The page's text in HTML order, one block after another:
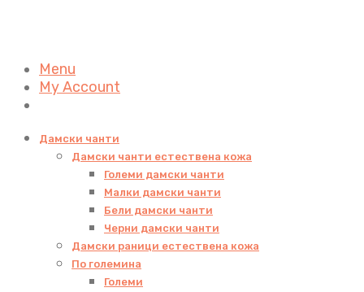
Menu
My Account
Дамски чанти
Дамски чанти естествена кожа
Големи дамски чанти
Малки дамски чанти
Бели дамски чанти
Черни дамски чанти
Дамски раници естествена кожа
По големина
Големи